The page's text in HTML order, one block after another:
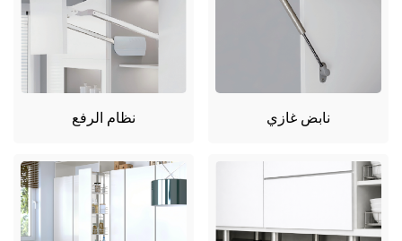
نظام الرفع نابض غازي